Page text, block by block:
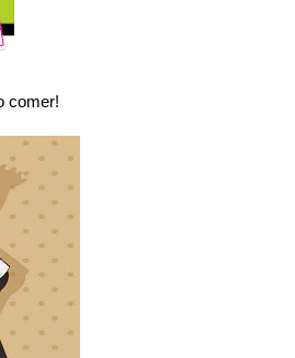
comer!